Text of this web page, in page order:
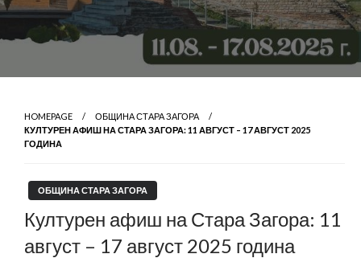
HOMEPAGE
ОБЩИНА СТАРА ЗАГОРА
КУЛТУРЕН АФИШ НА СТАРА ЗАГОРА: 11 АВГУСТ – 17 АВГУСТ 2025
ГОДИНА
ОБЩИНА СТАРА ЗАГОРА
Културен афиш на Стара Загора: 11
август – 17 август 2025 година